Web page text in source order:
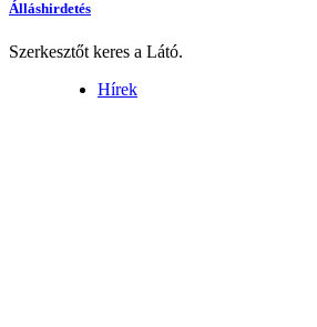
Álláshirdetés
Szerkesztőt keres a Látó.
Hírek